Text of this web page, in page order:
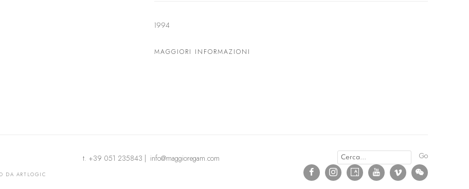
1994
MAGGIORI INFORMAZIONI
DA ARTLOGIC
Go
t. +39 051 235843 | info@maggioregam.com